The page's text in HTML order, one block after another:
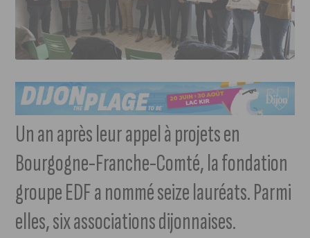
Un an après leur appel à projets en
Bourgogne-Franche-Comté, la fondation
groupe EDF a nommé seize lauréats. Parmi
elles, six associations dijonnaises.